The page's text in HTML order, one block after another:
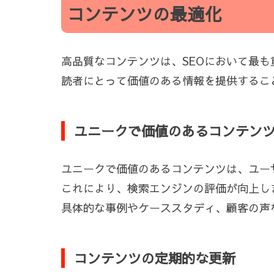
コンテンツの最適化
高品質なコンテンツは、SEOにおいて最
読者にとって価値のある情報を提供する
ユニークで価値のあるコンテン
ユニークで価値のあるコンテンツは、ユ
これにより、検索エンジンの評価が向上し
具体的な事例やケーススタディ、顧客の
コンテンツの定期的な更新